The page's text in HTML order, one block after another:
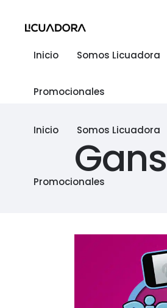
Inicio Somos Licuadora
Promocionales
Inicio Somos Licuadora
Promocionales